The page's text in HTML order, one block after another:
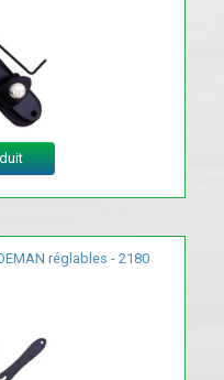
réglables - 2180